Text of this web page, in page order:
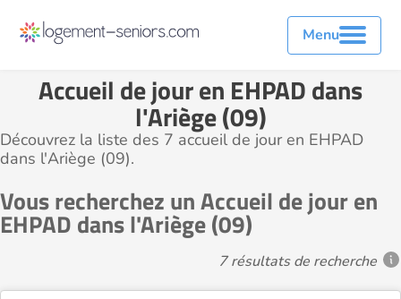
Menu
Accueil de jour en EHPAD dans
l'Ariège (09)
Découvrez la liste des 7 accueil de jour en EHPAD
dans l'Ariège (09).
Vous recherchez un Accueil de jour en
EHPAD dans l'Ariège (09)
7 résultats de recherche